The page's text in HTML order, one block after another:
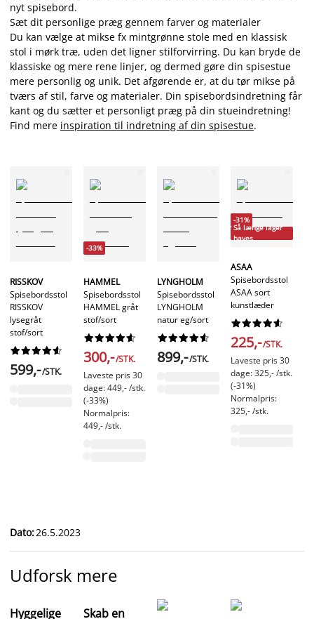
nyt spisebord.
Sæt dit personlige præg gennem farver og materialer
Du kan vælge at mikse fx mintgrønne stole med en klassisk
stol i mørk træ, uden det ligner stilforvirring. Du kan bryde de
klassiske og mere rene linjer, og dermed gøre din spisestue
mere personlig og unik. Det afgørende er, at du tør mikse på
tværs af stil, farve og materialer. Din spisebordsindretning får
kant og du sætter et personligt præg på din stueindretning!
Find mere inspiration til indretning af din spisestue.
RISSKOV
Spisebordsstol
RISSKOV
lysegråt
stof/sort






599,-/STK.
-33%
HAMMEL
Spisebordsstol
HAMMEL gråt
stof/sort






300,-/STK.
Laveste pris 30
dage: 449,- /stk.
(-33%)
Normalpris:
449,- /stk.
LYNGHOLM
Spisebordsstol
LYNGHOLM
natur eg/sort






899,-/STK.
-31%
Så længe lager
haves
ASAA
Spisebordsstol
ASAA sort
kunstlæder






225,-/STK.
Laveste pris 30
dage: 325,- /stk.
(-31%)
Normalpris:
325,- /stk.
Dato:26.5.2023
Udforsk mere
Hyggelige Skab en